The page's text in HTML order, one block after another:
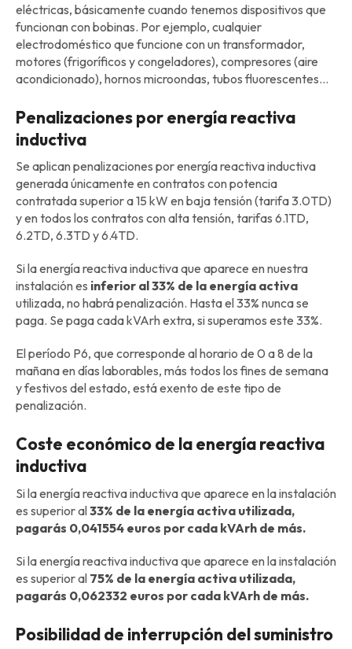
eléctricas, básicamente cuando tenemos dispositivos que
funcionan con bobinas. Por ejemplo, cualquier
electrodoméstico que funcione con un transformador,
motores (frigoríficos y congeladores), compresores (aire
acondicionado), hornos microondas, tubos fluorescentes...
Penalizaciones por energía reactiva
inductiva
Se aplican penalizaciones por energía reactiva inductiva
generada únicamente en contratos con potencia
contratada superior a 15 kW en baja tensión (tarifa 3.0TD)
y en todos los contratos con alta tensión, tarifas 6.1TD,
6.2TD, 6.3TD y 6.4TD.
Si la energía reactiva inductiva que aparece en nuestra
instalación es inferior al 33% de la energía activa
utilizada, no habrá penalización. Hasta el 33% nunca se
paga. Se paga cada kVArh extra, si superamos este 33%.
El período P6, que corresponde al horario de 0 a 8 de la
mañana en días laborables, más todos los fines de semana
y festivos del estado, está exento de este tipo de
penalización.
Coste económico de la energía reactiva
inductiva
Si la energía reactiva inductiva que aparece en la instalación
es superior al33% de la energía activa utilizada,
pagarás 0,041554 euros por cada kVArh de más.
Si la energía reactiva inductiva que aparece en la instalación
es superior al 75% de la energía activa utilizada,
pagarás 0,062332 euros por cada kVArh de más.
Posibilidad de interrupción del suministro